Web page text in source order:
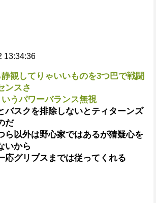
13:34:36
観してりゃいいものを3つ巴で戦闘
ンスさ
うパワーバランス無視
バスクを排除しないとティターンズ
だ
ら以外は野心家ではあるが猜疑心を
いから
応グリプスまでは従ってくれる